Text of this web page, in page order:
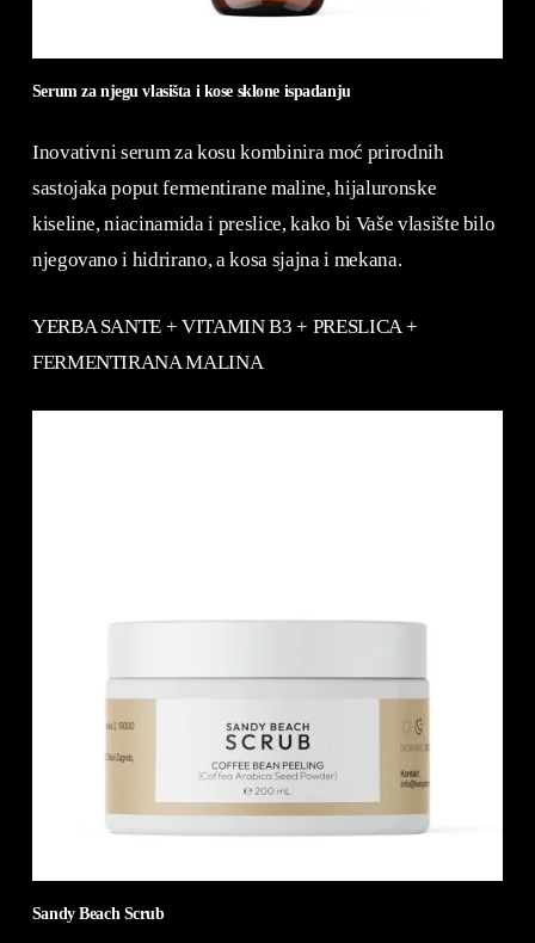
Serum za njegu vlasišta i kose sklone ispadanju
Inovativni serum za kosu kombinira moć prirodnih
sastojaka poput fermentirane maline, hijaluronske
kiseline, niacinamida i preslice, kako bi Vaše vlasište bilo
njegovano i hidrirano, a kosa sjajna i mekana.
YERBA SANTE + VITAMIN B3 + PRESLICA +
FERMENTIRANA MALINA
Sandy Beach Scrub